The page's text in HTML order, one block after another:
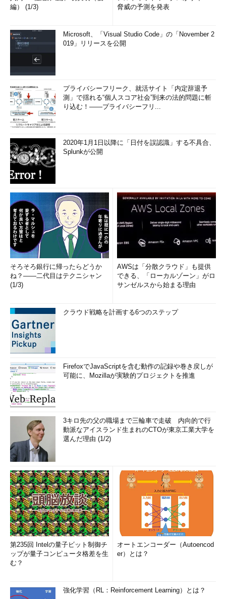
編） (1/3)
脅威の予測を発表
Microsoft、「Visual Studio Code」の「November 2
019」リリースを公開
プライバシーフリーク、就活サイト「内定辞退予
測」で揺れる“個人スコア社会”到来の法的問題に斬
り込む！――プライバシーフリ...
2020年1月1日以降に「日付を誤認識」する不具合、
Splunkが公開
そろそろ銀行に帰ったらどうか
ね？――二代目はテクニシャン
(1/3)
AWSは「分散クラウド」も提供
できる、「ローカルゾーン」がロ
サンゼルスから始まる理由
クラウド戦略を計画する6つのステップ
FirefoxでJavaScriptを含む動作の記録や巻き戻しが
可能に、Mozillaが実験的プロジェクトを推進
3キロ先の父の職場まで三輪車で走破 内向的で行
動派なアイスランド生まれのCTOが東京工業大学を
選んだ理由 (1/2)
第235回 Intelの量子ビット制御チ
ップが量子コンピュータ格差を生
む？
オートエンコーダー（Autoencod
er）とは？
強化学習（RL：Reinforcement Learning）とは？